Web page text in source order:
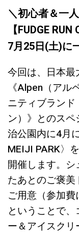
＼初心者＆一
【FUDGE
7月25日(土)に
今回は、日本
《Alpen（アル
ニティブランド
ン）》とのス
治公園内に4月
MEIJI PARK〉
開催します。
たあとのご褒
ご用意（参加
ということで
ー＆アイスク